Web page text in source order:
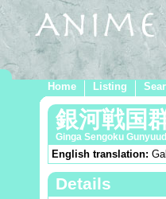
Home Listing
銀河戦国
Ginga Sengoku
English translation:
Details